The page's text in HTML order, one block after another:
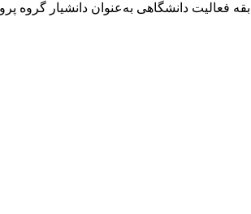
فعالیت دانشگاهی به‌عنوان دانشیار گروه